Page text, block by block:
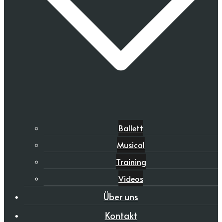
Ballett
Musical
Training
Videos
Über uns
Kontakt